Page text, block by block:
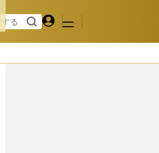
検索
る
マイペ
ジ
メニュ